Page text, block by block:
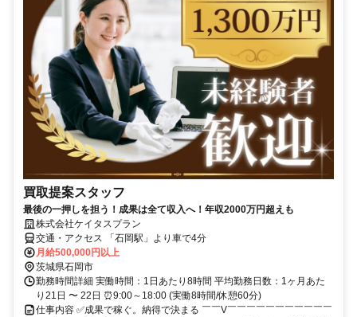
買取提案スタッフ
最後の一押しを担う！成果は全て収入へ！年収2000万円超えも
株式会社ケイタスプラン
交通・アクセス 「石岡駅」より車で4分
月給500,000円以上
茨城県石岡市
勤務時間詳細 実働時間：1日あたり8時間 平均勤務日数：1ヶ月あた
り21日 〜 22日 ⏰9:00～18:00 (実働8時間/休憩60分)
仕事内容 ✅成果で稼ぐ。納得で決まる ￣￣V￣￣￣￣￣￣￣￣￣￣￣